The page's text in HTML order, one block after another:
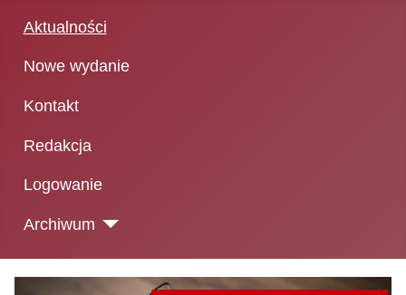
Aktualności
Nowe wydanie
Kontakt
Redakcja
Logowanie
Archiwum